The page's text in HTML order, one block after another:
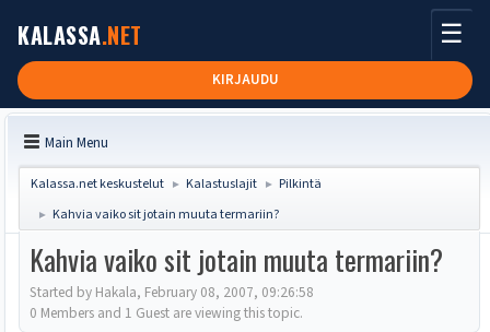
KALASSA.NET
KIRJAUDU
☰
Main Menu
Kalassa.net keskustelut ► Kalastuslajit ► Pilkintä
► Kahvia vaiko sit jotain muuta termariin?
Kahvia vaiko sit jotain muuta termariin?
Started by Hakala, February 08, 2007, 09:26:58
0 Members and 1 Guest are viewing this topic.